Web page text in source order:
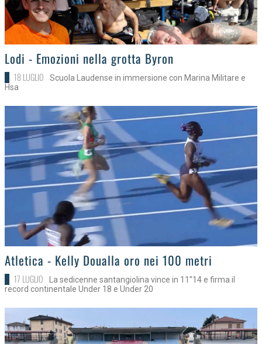
>Lodi - Emozioni nella grotta Byron
18 LUGLIO
Scuola Laudense in immersione con Marina Militare e
Hsa
>
Atletica - Kelly Doualla oro nei 100 metri
17 LUGLIO
La sedicenne santangiolina vince in 11”14 e firma il
record continentale Under 18 e Under 20